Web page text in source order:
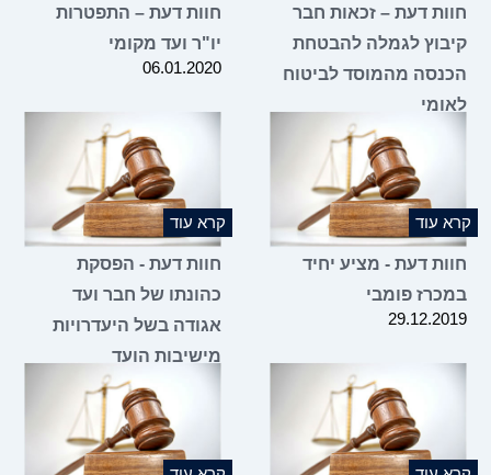
חוות דעת – זכאות חבר
קיבוץ לגמלה להבטחת
הכנסה מהמוסד לביטוח
לאומי
חוות דעת – התפטרות
יו"ר ועד מקומי
06.01.2020
קרא עוד
חוות דעת - מציע יחיד
במכרז פומבי
29.12.2019
קרא עוד
חוות דעת - הפסקת
כהונתו של חבר ועד
אגודה בשל היעדרויות
מישיבות הועד